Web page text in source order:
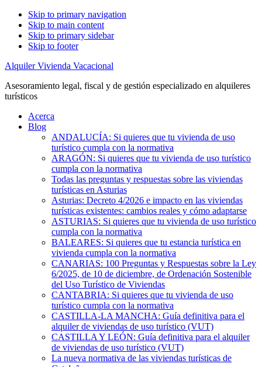
Skip to primary navigation
Skip to main content
Skip to primary sidebar
Skip to footer
Alquiler Vivienda Vacacional
Asesoramiento legal, fiscal y de gestión especializado en alquileres
turísticos
Acerca
Blog
ANDALUCÍA: Si quieres que tu vivienda de uso
turístico cumpla con la normativa
ARAGÓN: Si quieres que tu vivienda de uso turístico
cumpla con la normativa
Todas las preguntas y respuestas sobre las viviendas
turísticas en Asturias
Asturias: Decreto 4/2026 e impacto en las viviendas
turísticas existentes: cambios reales y cómo adaptarse
ASTURIAS: Si quieres que tu vivienda de uso turístico
cumpla con la normativa
BALEARES: Si quieres que tu estancia turística en
vivienda cumpla con la normativa
CANARIAS: 100 Preguntas y Respuestas sobre la Ley
6/2025, de 10 de diciembre, de Ordenación Sostenible
del Uso Turístico de Viviendas
CANTABRIA: Si quieres que tu vivienda de uso
turístico cumpla con la normativa
CASTILLA-LA MANCHA: Guía definitiva para el
alquiler de viviendas de uso turístico (VUT)
CASTILLA Y LEÓN: Guía definitiva para el alquiler
de viviendas de uso turístico (VUT)
La nueva normativa de las viviendas turísticas de